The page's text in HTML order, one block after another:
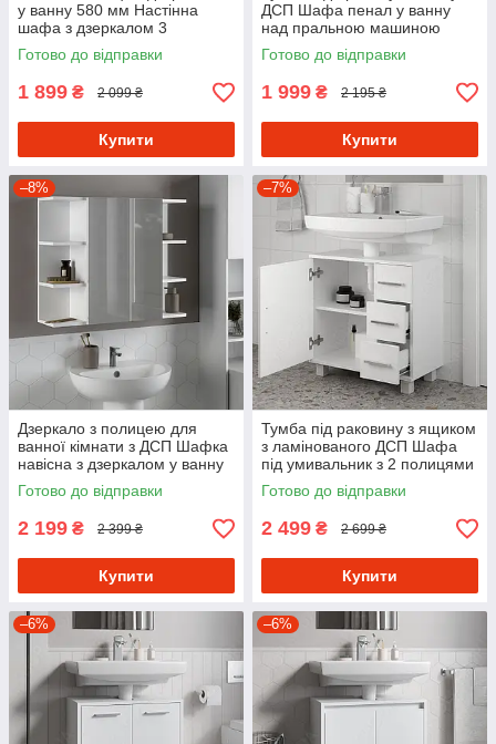
у ванну 580 мм Настінна
шафа з дзеркалом 3
відкритими та 1 закритою
полицею з ДСП
Готово до відправки
1 899 ₴ 2 099 ₴
Купити
ДСП Шафа пенал у ванну
над пральною машиною
Полиця стелаж для пралки
Готово до відправки
1 999 ₴ 2 195 ₴
Купити
–8%
Дзеркало з полицею для
ванної кімнати з ДСП Шафка
навісна з дзеркалом у ванну
76 см шириною
Готово до відправки
2 199 ₴ 2 399 ₴
Купити
–7%
Тумба під раковину з ящиком
з ламінованого ДСП Шафа
під умивальник з 2 полицями
у ванну кімнату 60 см
Готово до відправки
2 499 ₴ 2 699 ₴
Купити
–6% –6%